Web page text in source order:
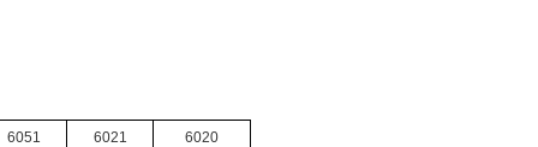
6051 6021 6020